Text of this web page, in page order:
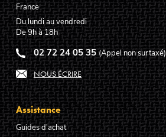
France
Du lundi au vendredi
De 9h à 18h
02 72 24 05 35 (Appel non surtaxé)
NOUS ÉCRIRE
Assistance
Guides d'achat